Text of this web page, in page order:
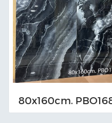
80x160cm.